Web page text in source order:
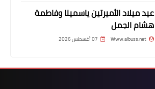
عيد ميلاد الأميرتين ياسمينا وفاطمة
هشام الجمل
Www.albuss.net 07 أغسطس 2026